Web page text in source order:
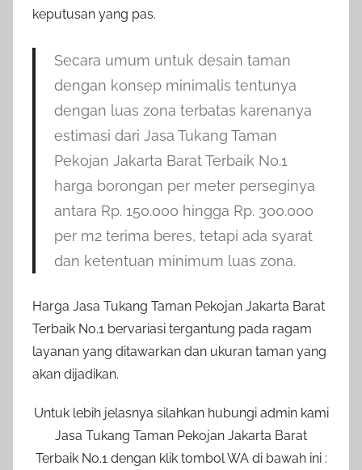
keputusan yang pas.
Secara umum untuk desain taman
dengan konsep minimalis tentunya
dengan luas zona terbatas karenanya
estimasi dari Jasa Tukang Taman
Pekojan Jakarta Barat Terbaik No.1
harga borongan per meter perseginya
antara Rp. 150.000 hingga Rp. 300.000
per m2 terima beres, tetapi ada syarat
dan ketentuan minimum luas zona.
Harga Jasa Tukang Taman Pekojan Jakarta Barat
Terbaik No.1 bervariasi tergantung pada ragam
layanan yang ditawarkan dan ukuran taman yang
akan dijadikan.
Untuk lebih jelasnya silahkan hubungi admin kami
Jasa Tukang Taman Pekojan Jakarta Barat
Terbaik No.1 dengan klik tombol WA di bawah ini :